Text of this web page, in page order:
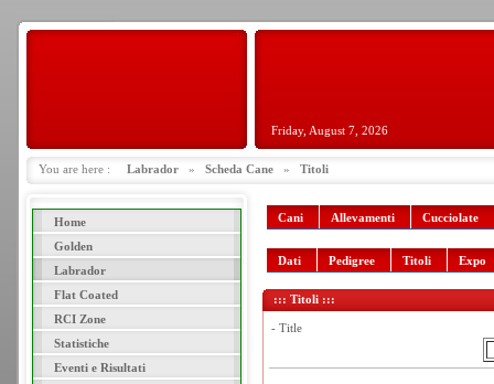
Friday, August 7, 2026
You are here : Labrador » Scheda Cane » Titoli
Home
Golden
Labrador
Flat Coated
RCI Zone
Statistiche
Eventi e Risultati
Cani Allevamenti Cucciolate
Dati Pedigree Titoli Expo
::: Titoli :::
- Title